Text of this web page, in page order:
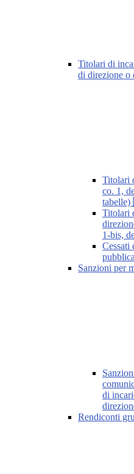
Titolari di
di direzione o
Titolari
co. 1,
tabelle)
Titolari
1-bis,
Cessati
Sanzioni per
di
Rendiconti